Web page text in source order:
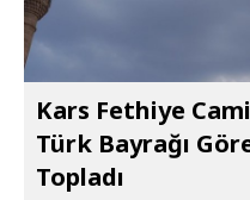
Kars Fethiye
Türk Bayrağı
Topladı